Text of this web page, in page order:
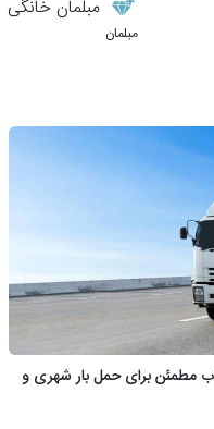
مبلمان خانگی
مبلمان
مطمئن برای حمل بار شهری و